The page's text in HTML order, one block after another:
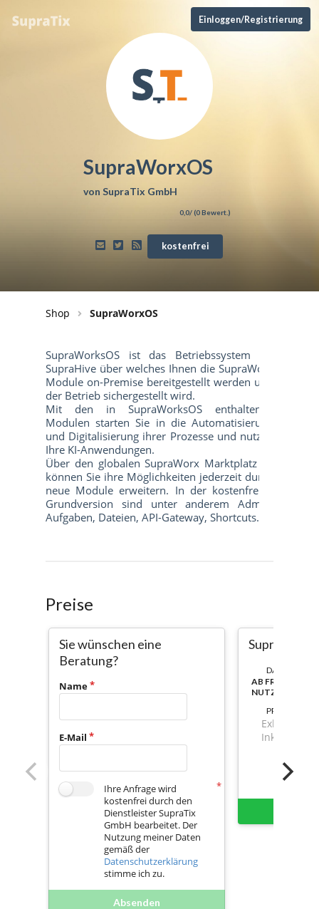
Einloggen/Registrierung
SupraWorxOS
vonSupraTix GmbH
0,0/ (0Bewert.)
kostenfrei
Shop SupraWorxOS
Preise
Sie wünschen eine
Beratung?
Name
E-Mail
Ihre Anfrage wird
kostenfrei durch den
Dienstleister SupraTix
GmbH bearbeitet. Der
Nutzung meiner Daten
gemäß der
Datenschutzerklärung
stimme ich zu.
Absenden
DAUER:
AB
NUTZBAR
PREIS
Exkl. Mwst.
Inkl. Mwst.